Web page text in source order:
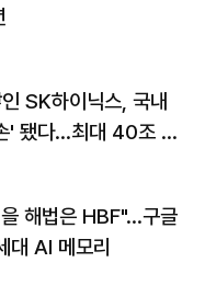
SK하이닉스, 국내
' 됐다…최대 40조 투
해법은 HBF"…구글
대 AI 메모리